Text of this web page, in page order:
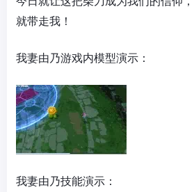
就带走我！
我妻由乃游戏内模型演示：
我妻由乃技能演示：